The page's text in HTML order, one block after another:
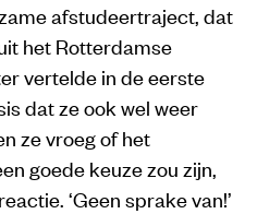
afstudeertraject, dat
het Rotterdamse
vertelde in de eerste
dat ze ook wel weer
ze vroeg of het
goede keuze zou zijn,
‘Geen sprake van!’